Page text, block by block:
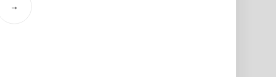
→